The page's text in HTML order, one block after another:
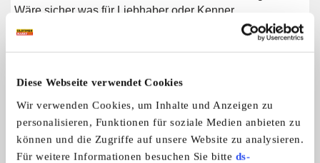
Diese Webseite verwendet Cookies
Wir verwenden Cookies, um Inhalte und Anzeigen zu
personalisieren, Funktionen für soziale Medien anbieten zu
können und die Zugriffe auf unsere Website zu analysieren.
Für weitere Informationen besuchen Sie bitte ds-
Wäre sicher was für Liebhaber oder Kenner.
Weitere Anzeigen dieses Anbieters
9